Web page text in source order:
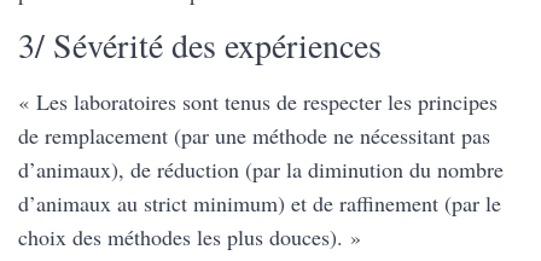
3/ Sévérité des expériences
« Les laboratoires sont tenus de respecter les principes
de remplacement (par une méthode ne nécessitant pas
d’animaux), de réduction (par la diminution du nombre
d’animaux au strict minimum) et de raffinement (par le
choix des méthodes les plus douces). »